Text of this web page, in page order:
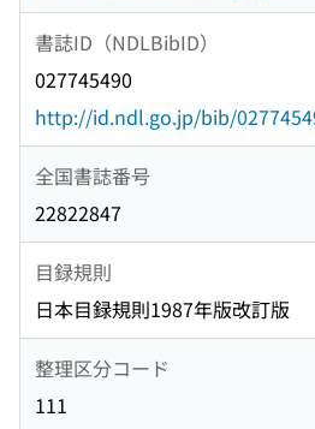
書誌ID（NDLBibID）
027745490
http://id.ndl.go.jp/bib/
全国書誌番号
22822847
目録規則
日本目録規則1987年版改訂版
整理区分コード
111